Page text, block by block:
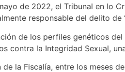
de 2022, el Tribunal en lo
responsable del delito de
de los perfiles genéticos
contra la Integridad Sexual,
la Fiscalía, entre los meses